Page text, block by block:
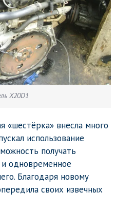
X20D1
«шестёрка» внесла много
использование
получать
одновременное
Благодаря новому
своих извечных